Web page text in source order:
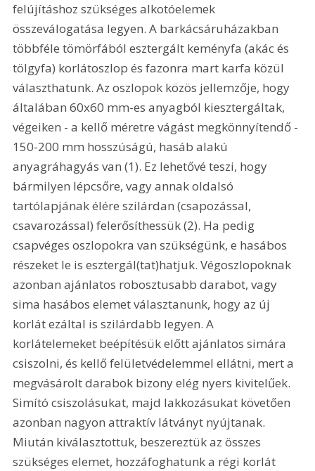
felújításhoz szükséges alkotóelemek
összeválogatása legyen. A barkácsáruházakban
többféle tömörfából esztergált keményfa (akác és
tölgyfa) korlátoszlop és fazonra mart karfa közül
választhatunk. Az oszlopok közös jellemzője, hogy
általában 60x60 mm-es anyagból kiesztergáltak,
végeiken - a kellő méretre vágást megkönnyítendő -
150-200 mm hosszúságú, hasáb alakú
anyagráhagyás van (1). Ez lehetővé teszi, hogy
bármilyen lépcsőre, vagy annak oldalsó
tartólapjának élére szilárdan (csapozással,
csavarozással) felerősíthessük (2). Ha pedig
csapvéges oszlopokra van szükségünk, e hasábos
részeket le is esztergál(tat)hatjuk. Végoszlopoknak
azonban ajánlatos robosztusabb darabot, vagy
sima hasábos elemet választanunk, hogy az új
korlát ezáltal is szilárdabb legyen. A
korlátelemeket beépítésük előtt ajánlatos simára
csiszolni, és kellő felületvédelemmel ellátni, mert a
megvásárolt darabok bizony elég nyers kivitelűek.
Simító csiszolásukat, majd lakkozásukat követően
azonban nagyon attraktív látványt nyújtanak.
Miután kiválasztottuk, beszereztük az összes
szükséges elemet, hozzáfoghatunk a régi korlát